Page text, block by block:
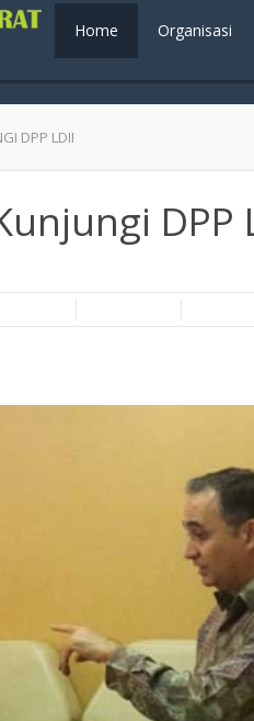
Home Organisasi
DPP LDII
DPP